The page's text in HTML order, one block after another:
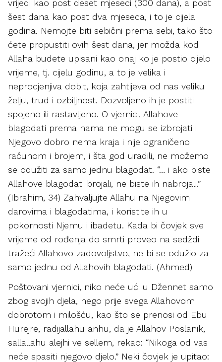
vrijedi kao post deset mjeseci (300 dana), a post
šest dana kao post dva mjeseca, i to je cijela
godina. Nemojte biti sebični prema sebi, tako što
ćete propustiti ovih šest dana, jer možda kod
Allaha budete upisani kao onaj ko je postio cijelo
vrijeme, tj. cijelu godinu, a to je velika i
neprocjenjiva dobit, koja zahtijeva od nas veliku
želju, trud i ozbiljnost. Dozvoljeno ih je postiti
spojeno ili rastavljeno. O vjernici, Allahove
blagodati prema nama ne mogu se izbrojati i
Njegovo dobro nema kraja i nije ograničeno
računom i brojem, i šta god uradili, ne možemo
se odužiti za samo jednu blagodat. “… i ako biste
Allahove blagodati brojali, ne biste ih nabrojali.”
(Ibrahim, 34) Zahvaljujte Allahu na Njegovim
darovima i blagodatima, i koristite ih u
pokornosti Njemu i ibadetu. Kada bi čovjek sve
vrijeme od rođenja do smrti proveo na sedždi
tražeći Allahovo zadovoljstvo, ne bi se odužio za
samo jednu od Allahovih blagodati. (Ahmed)
Poštovani vjernici, niko neće ući u Džennet samo
zbog svojih djela, nego prije svega Allahovom
dobrotom i milošću, kao što se prenosi od Ebu
Hurejre, radijallahu anhu, da je Allahov Poslanik,
sallallahu alejhi ve sellem, rekao: “Nikoga od vas
neće spasiti njegovo djelo.” Neki čovjek je upitao: